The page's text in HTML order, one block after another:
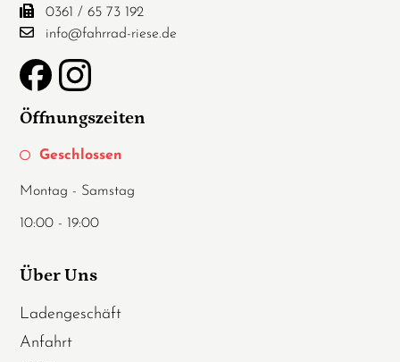
0361 / 65 73 192
info@fahrrad-riese.de
Öffnungszeiten
Geschlossen
Montag - Samstag
10:00 - 19:00
Über Uns
Ladengeschäft
Anfahrt